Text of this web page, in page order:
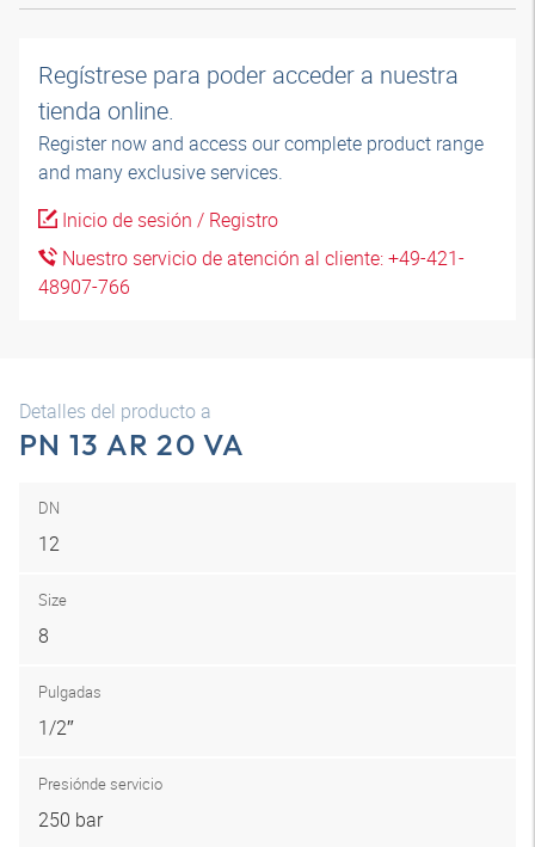
Regístrese para poder acceder a nuestra
tienda online.
Register now and access our complete product range
and many exclusive services.
Inicio de sesión / Registro
Nuestro servicio de atención al cliente: +49-421-
48907-766
Detalles del producto a
PN 13 AR 20 VA
DN
12
Size
8
Pulgadas
1/2″
Presiónde servicio
250 bar